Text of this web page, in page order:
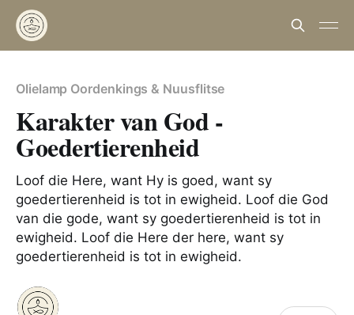
Olielamp Oordenkings & Nuusflitse
Karakter van God -
Goedertierenheid
Loof die Here, want Hy is goed, want sy
goedertierenheid is tot in ewigheid. Loof die God
van die gode, want sy goedertierenheid is tot in
ewigheid. Loof die Here der here, want sy
goedertierenheid is tot in ewigheid.